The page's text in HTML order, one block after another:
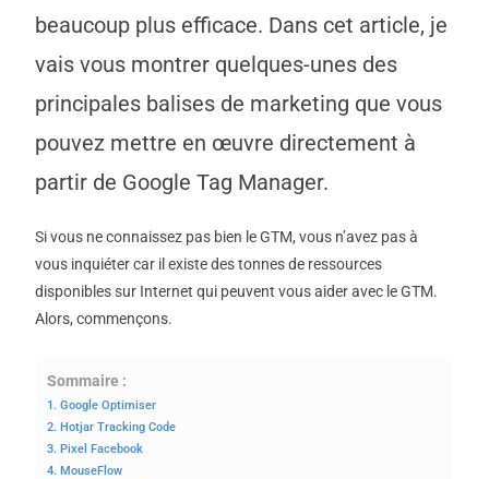
beaucoup plus efficace. Dans cet article, je
vais vous montrer quelques-unes des
principales balises de marketing que vous
pouvez mettre en œuvre directement à
partir de Google Tag Manager.
Si vous ne connaissez pas bien le GTM, vous n’avez pas à
vous inquiéter car il existe des tonnes de ressources
disponibles sur Internet qui peuvent vous aider avec le GTM.
Alors, commençons.
Sommaire :
1. Google Optimiser
2. Hotjar Tracking Code
3. Pixel Facebook
4. MouseFlow